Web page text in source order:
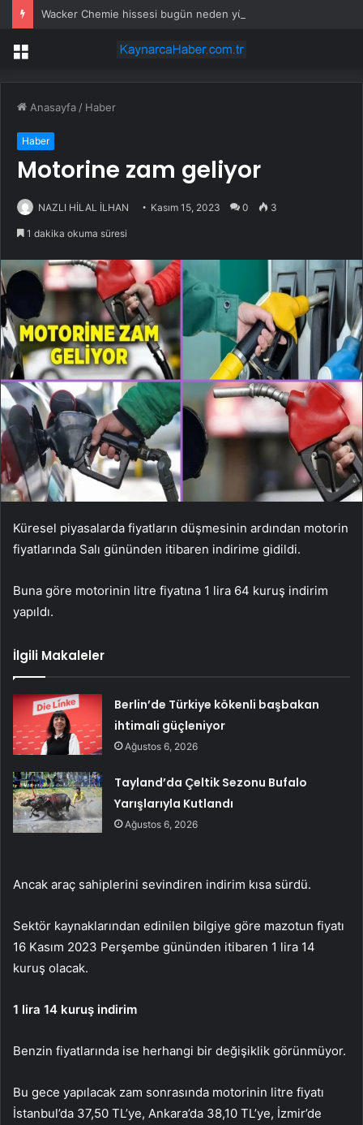
Wacker Chemie hissesi bugün neden yükseliyor?
Menü
Anasayfa / Haber
Haber
Motorine zam geliyor
NAZLI HİLAL İLHAN Kasım 15, 2023 0 3
1 dakika okuma süresi
Küresel piyasalarda fiyatların düşmesinin ardından motorin
fiyatlarında Salı gününden itibaren indirime gidildi.
Buna göre motorinin litre fiyatına 1 lira 64 kuruş indirim
yapıldı.
İlgili Makaleler
Berlin’de Türkiye kökenli başbakan
ihtimali güçleniyor
Ağustos 6, 2026
Tayland’da Çeltik Sezonu Bufalo
Yarışlarıyla Kutlandı
Ağustos 6, 2026
Ancak araç sahiplerini sevindiren indirim kısa sürdü.
Sektör kaynaklarından edinilen bilgiye göre mazotun fiyatı
16 Kasım 2023 Perşembe gününden itibaren 1 lira 14
kuruş olacak.
1 lira 14 kuruş indirim
Benzin fiyatlarında ise herhangi bir değişiklik görünmüyor.
Bu gece yapılacak zam sonrasında motorinin litre fiyatı
İstanbul’da 37,50 TL’ye, Ankara’da 38,10 TL’ye, İzmir’de